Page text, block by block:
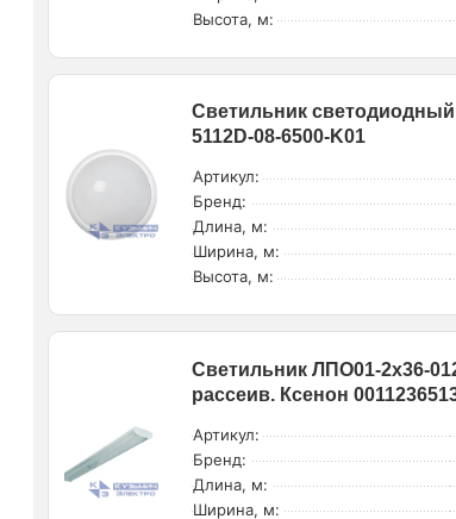
Высота, м:
Светильник светодиодный
5112D-08-6500-K01
Артикул:
Бренд:
Длина, м:
Ширина, м:
Высота, м:
Светильник ЛПО01-2х36-
рассеив. Ксенон
Артикул:
Бренд:
Длина, м:
Ширина, м: